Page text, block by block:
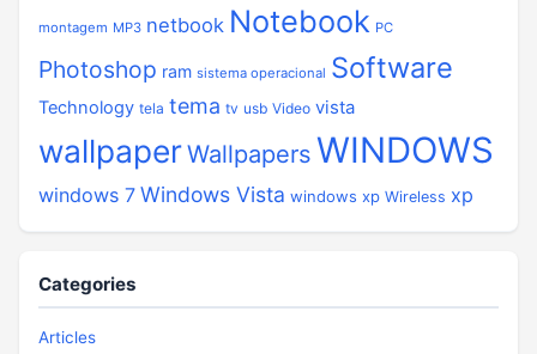
montagem MP3 netbook Notebook PC
Photoshop ram sistema operacional Software
Technology tela tema tv usb Video vista
wallpaperWallpapers WINDOWS
windows 7 Windows Vista windows xp Wireless xp
Categories
Articles